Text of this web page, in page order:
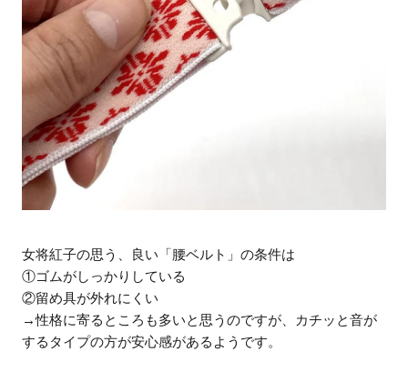
女将紅子の思う、良い「腰ベルト」の条件は
①ゴムがしっかりしている
②留め具が外れにくい
→性格に寄るところも多いと思うのですが、カチッと音が
するタイプの方が安心感があるようです。